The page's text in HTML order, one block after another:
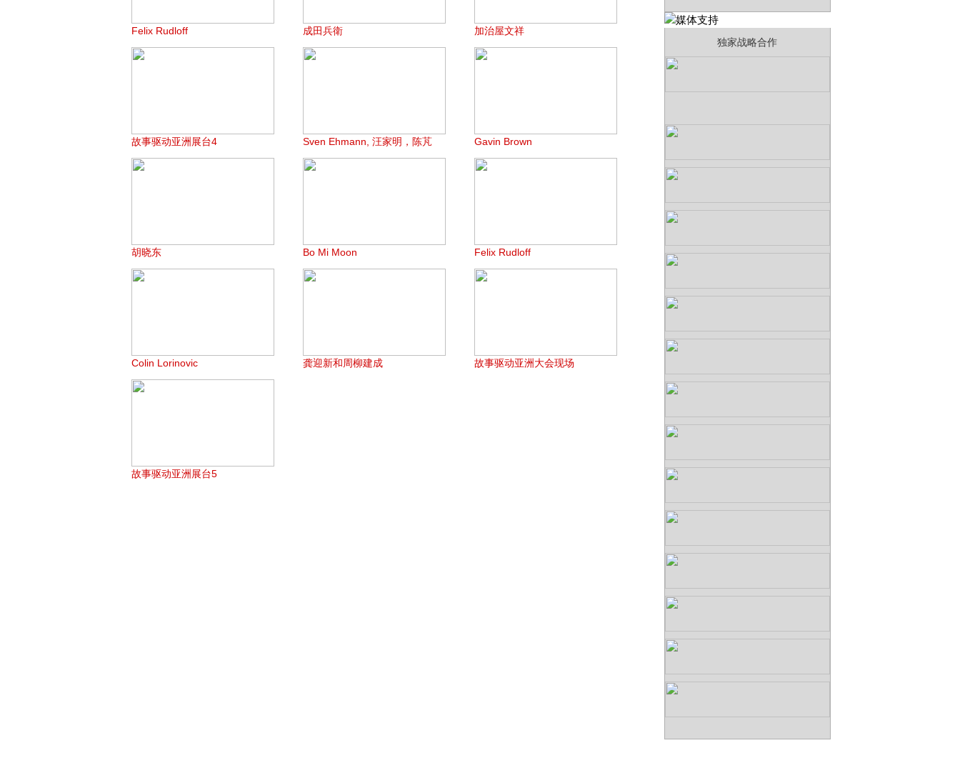
Felix Rudloff 成田兵衛 加治屋文祥
故事驱动亚洲展台4 Sven Ehmann, 汪家明，陈芃 Gavin Brown
胡晓东 Bo Mi Moon Felix Rudloff
Colin Lorinovic 龚迎新和周柳建成 故事驱动亚洲大会现场
故事驱动亚洲展台5
独家战略合作